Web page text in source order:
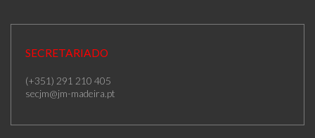
SECRETARIADO
(+351) 291 210 405
secjm@jm-madeira.pt